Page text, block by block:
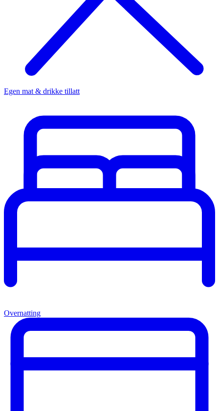
Egen mat & drikke tillatt
Overnatting